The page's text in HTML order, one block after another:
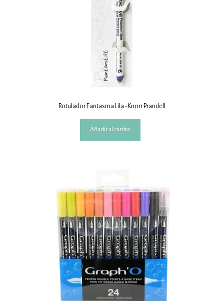
Rotulador Fantasma Lila -Knorr Prandell
Añadir al carrito